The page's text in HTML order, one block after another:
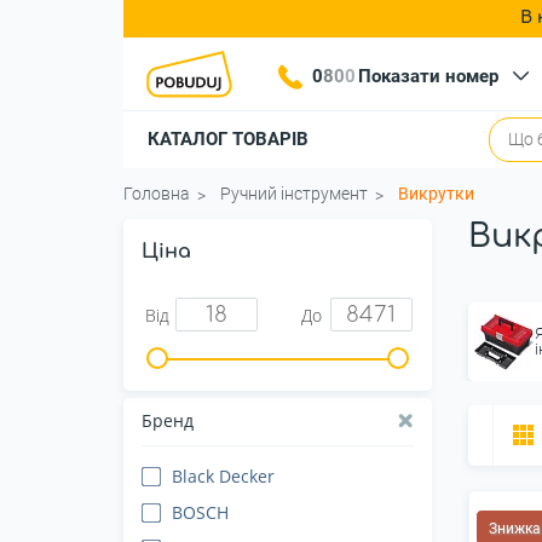
В
0800 Показати номер
КАТАЛОГ ТОВАРІВ
Головна Ручний інструмент Викрутки
Ціна
Від До
Бренд
Black Decker
BOSCH
Знижка